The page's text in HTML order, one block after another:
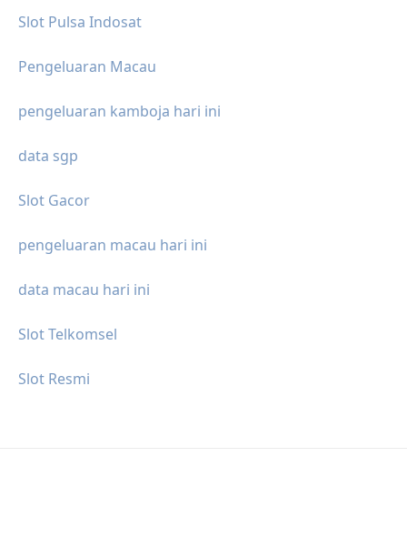
Slot Pulsa Indosat
Pengeluaran Macau
pengeluaran kamboja hari ini
data sgp
Slot Gacor
pengeluaran macau hari ini
data macau hari ini
Slot Telkomsel
Slot Resmi